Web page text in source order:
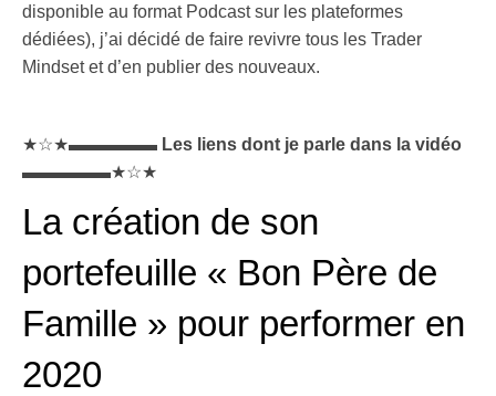
disponible au format Podcast sur les plateformes
dédiées), j’ai décidé de faire revivre tous les Trader
Mindset et d’en publier des nouveaux.
★☆★▬▬▬▬▬ Les liens dont je parle dans la vidéo
▬▬▬▬▬★☆★
La création de son
portefeuille « Bon Père de
Famille » pour performer en
2020